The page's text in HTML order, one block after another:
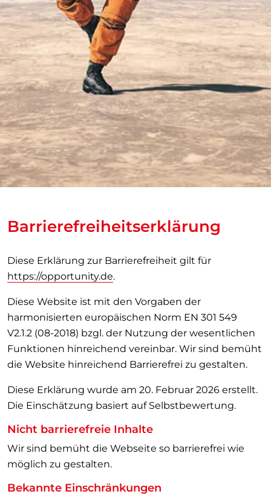
Barrierefreiheitserklärung
Diese Erklärung zur Barrierefreiheit gilt für
https://opportunity.de.
Diese Website ist mit den Vorgaben der
harmonisierten europäischen Norm EN 301 549
V2.1.2 (08-2018) bzgl. der Nutzung der wesentlichen
Funktionen hinreichend vereinbar. Wir sind bemüht
die Website hinreichend Barrierefrei zu gestalten.
Diese Erklärung wurde am 20. Februar 2026 erstellt.
Die Einschätzung basiert auf Selbstbewertung.
Nicht barrierefreie Inhalte
Wir sind bemüht die Webseite so barrierefrei wie
möglich zu gestalten.
Bekannte Einschränkungen